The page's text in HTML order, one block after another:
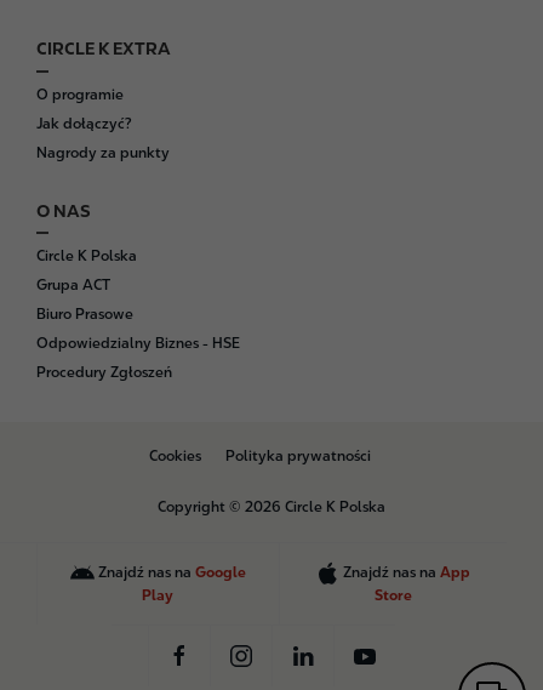
CIRCLE K EXTRA
O programie
Jak dołączyć?
Nagrody za punkty
O NAS
Circle K Polska
Grupa ACT
Biuro Prasowe
Odpowiedzialny Biznes - HSE
Procedury Zgłoszeń
B
Cookies Polityka prywatności
Copyright © 2026 Circle K Polska
Znajdź nas na Google
Play
Znajdź nas naApp
Store